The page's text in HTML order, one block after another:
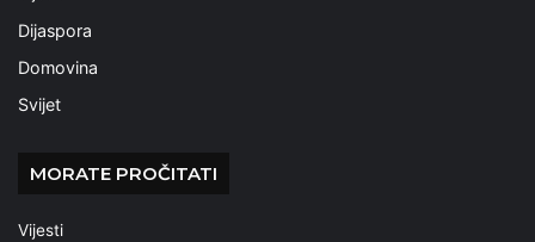
Dijaspora
Domovina
Svijet
MORATE PROČITATI
Vijesti